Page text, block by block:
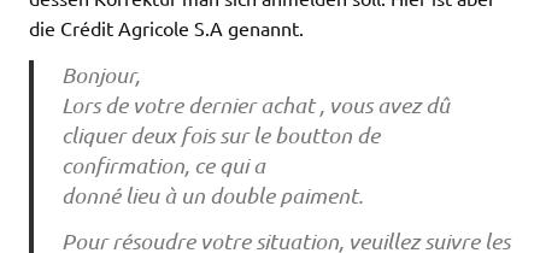
die Crédit Agricole S.A genannt.
Bonjour,
Lors de votre dernier achat , vous avez dû
cliquer deux fois sur le boutton de
confirmation, ce qui a
donné lieu à un double paiment.
Pour résoudre votre situation, veuillez suivre les